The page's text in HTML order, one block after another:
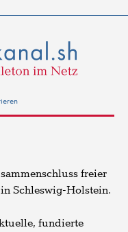
freier
Schleswig-Holstein.
fundierte